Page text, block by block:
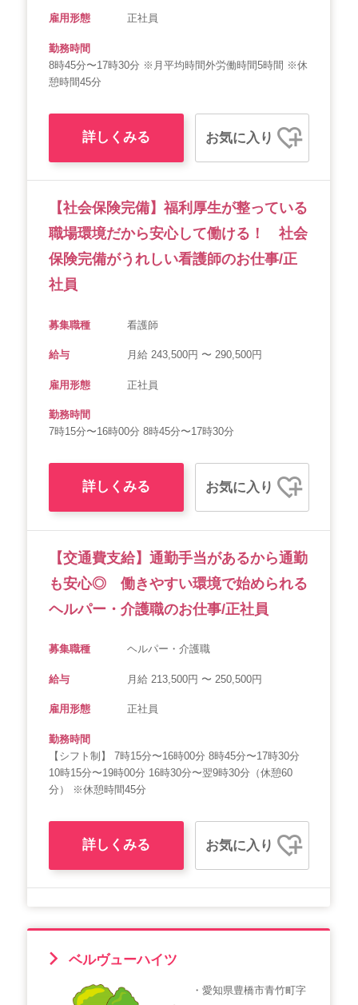
雇用形態 正社員
勤務時間
8時45分〜17時30分 ※月平均時間外労働時間5時間 ※休
憩時間45分
詳しくみる お気に入り
【社会保険完備】福利厚生が整っている
職場環境だから安心して働ける！ 社会
保険完備がうれしい看護師のお仕事/正
社員
募集職種 看護師
給与 月給 243,500円 〜 290,500円
雇用形態 正社員
勤務時間
7時15分〜16時00分 8時45分〜17時30分
詳しくみる お気に入り
【交通費支給】通勤手当があるから通勤
も安心◎ 働きやすい環境で始められる
ヘルパー・介護職のお仕事/正社員
募集職種 ヘルパー・介護職
給与 月給 213,500円 〜 250,500円
雇用形態 正社員
勤務時間
【シフト制】 7時15分〜16時00分 8時45分〜17時30分
10時15分〜19時00分 16時30分〜翌9時30分（休憩60
分） ※休憩時間45分
詳しくみる お気に入り
ベルヴューハイツ
・愛知県豊橋市青竹町字